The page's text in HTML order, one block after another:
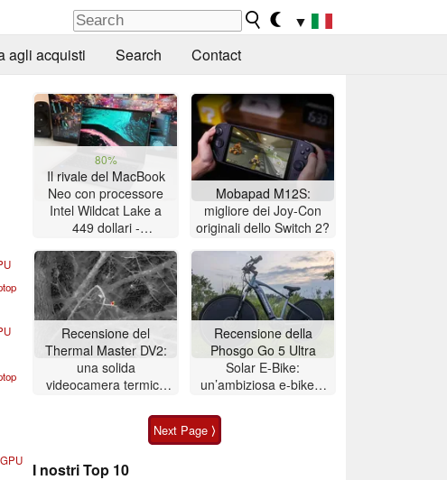
▼
agli acquisti Search Contact
80%
Il rivale del MacBook
Neo con processore
Intel Wildcat Lake a
449 dollari -
Chuwi UniBook
Mobapad M12S:
migliore dei Joy-Con
originali dello Switch 2?
Recensione del
Thermal Master DV2:
una solida
videocamera termica
touchscreen da 5
Recensione della
Phosgo Go 5 Ultra
Solar E-Bike:
un’ambiziosa e-bike a
alcune peculiarità
Next Page ⟩
I nostri Top 10